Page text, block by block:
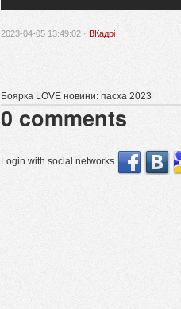
2023-04-05 13:49:02 · ВКадрі
Боярка LOVE новини: пасха 2023
0 comments
Login with social networks